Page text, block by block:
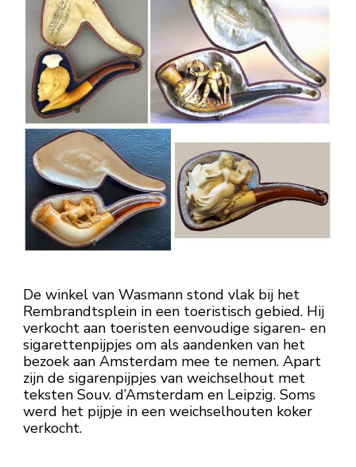
De winkel van Wasmann stond vlak bij het
Rembrandtsplein in een toeristisch gebied. Hij
verkocht aan toeristen eenvoudige sigaren- en
sigarettenpijpjes om als aandenken van het
bezoek aan Amsterdam mee te nemen. Apart
zijn de sigarenpijpjes van weichselhout met
teksten Souv. d’Amsterdam en Leipzig. Soms
werd het pijpje in een weichselhouten koker
verkocht.